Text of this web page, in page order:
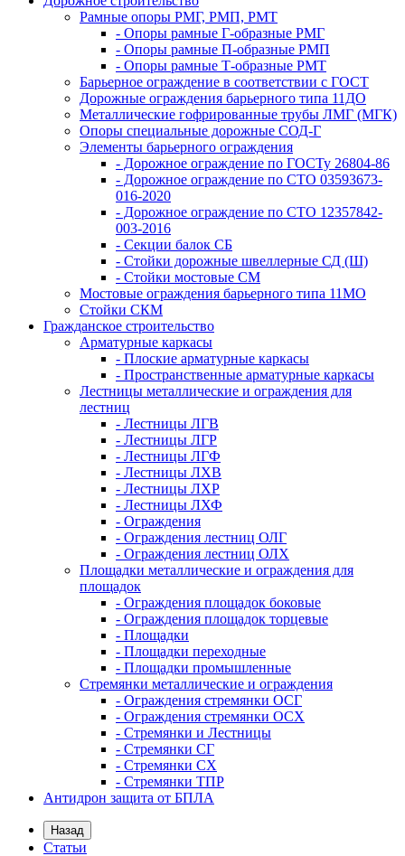
Рамные опоры РМГ, РМП, РМТ
- Опоры рамные Г-образные РМГ
- Опоры рамные П-образные РМП
- Опоры рамные Т-образные РМТ
Барьерное ограждение в соответствии с ГОСТ
Дорожные ограждения барьерного типа 11ДО
Металлические гофрированные трубы ЛМГ (МГК)
Опоры специальные дорожные СОД-Г
Элементы барьерного ограждения
- Дорожное ограждение по ГОСТу 26804-86
- Дорожное ограждение по СТО 03593673-
016-2020
- Дорожное ограждение по СТО 12357842-
003-2016
- Секции балок СБ
- Стойки дорожные швеллерные СД (Ш)
- Стойки мостовые СМ
Мостовые ограждения барьерного типа 11МО
Стойки СКМ
Гражданское строительство
Арматурные каркасы
- Плоские арматурные каркасы
- Пространственные арматурные каркасы
Лестницы металлические и ограждения для
лестниц
- Лестницы ЛГВ
- Лестницы ЛГР
- Лестницы ЛГФ
- Лестницы ЛХВ
- Лестницы ЛХР
- Лестницы ЛХФ
- Ограждения
- Ограждения лестниц ОЛГ
- Ограждения лестниц ОЛХ
Площадки металлические и ограждения для
площадок
- Ограждения площадок боковые
- Ограждения площадок торцевые
- Площадки
- Площадки переходные
- Площадки промышленные
Стремянки металлические и ограждения
- Ограждения стремянки ОСГ
- Ограждения стремянки ОСХ
- Стремянки и Лестницы
- Стремянки СГ
- Стремянки СХ
- Стремянки ТПР
Антидрон защита от БПЛА
Назад
Статьи